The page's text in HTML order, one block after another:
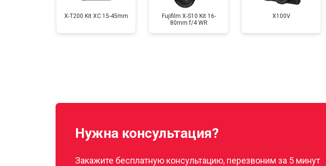
X-T200 Kit XC 15-45mm
Fujifilm X-S10 Kit 16-
80mm f/4 WR
X100V
Нужна консультация?
Закажите бесплатную консультацию, перезвоним за 5 минут